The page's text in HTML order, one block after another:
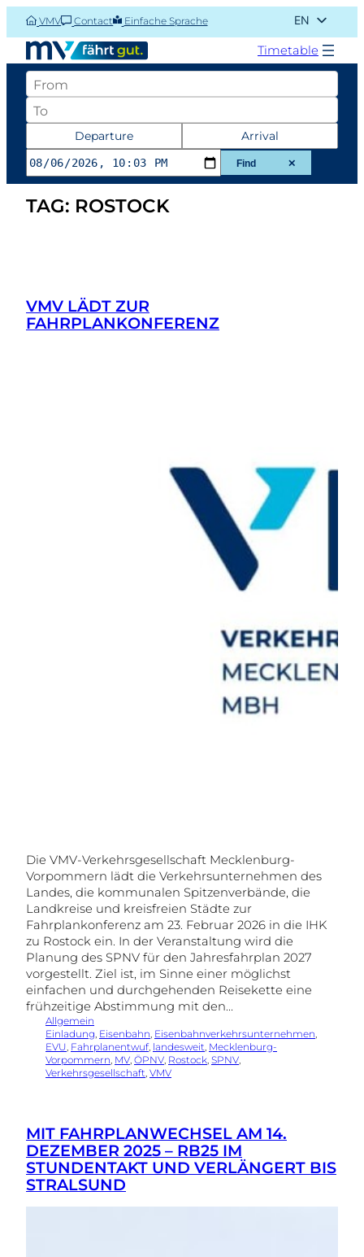
Skip
content
VMV Contact Einfache Sprache
EN
DE
Timetable
AbfahrtsortDeparture Arrival
und
Zeit
der
Find ✕
TAG: ROSTOCK
VMV LÄDT ZUR
FAHRPLANKONFERENZ
Die VMV-Verkehrsgesellschaft Mecklenburg-
Vorpommern lädt die Verkehrsunternehmen des
Landes, die kommunalen Spitzenverbände, die
Landkreise und kreisfreien Städte zur
Fahrplankonferenz am 23. Februar 2026 in die IHK
zu Rostock ein. In der Veranstaltung wird die
Planung des SPNV für den Jahresfahrplan 2027
vorgestellt. Ziel ist, im Sinne einer möglichst
einfachen und durchgehenden Reisekette eine
frühzeitige Abstimmung mit den…
Allgemein
Einladung, Eisenbahn, Eisenbahnverkehrsunternehmen
EVU, Fahrplanentwuf, landesweit, Mecklenburg-
Vorpommern, MV, ÖPNV, Rostock, SPNV
Verkehrsgesellschaft, VMV
MIT FAHRPLANWECHSEL AM 14.
DEZEMBER 2025 – RB25 IM
STUNDENTAKT UND VERLÄNGERT BIS
STRALSUND